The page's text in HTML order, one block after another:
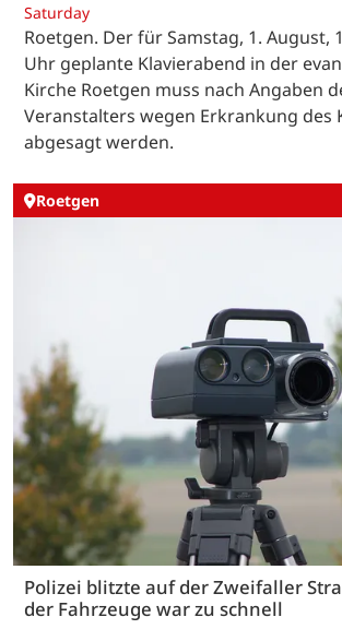
Saturday
Roetgen. Der für Samstag, 1. August,
Uhr geplante Klavierabend in der
Kirche Roetgen muss nach Angaben
Veranstalters wegen Erkrankung des
abgesagt werden.
Roetgen
Polizei blitzte auf der Zweifaller
der Fahrzeuge war zu schnell